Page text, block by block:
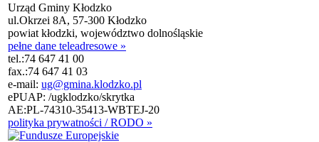
Urząd Gminy Kłodzko
ul.Okrzei 8A, 57-300 Kłodzko
powiat kłodzki, województwo dolnośląskie
pełne dane teleadresowe »
tel.:74 647 41 00
fax.:74 647 41 03
e-mail: ug@gmina.klodzko.pl
ePUAP: /ugklodzko/skrytka
AE:PL-74310-35413-WBTEJ-20
polityka prywatności / RODO »